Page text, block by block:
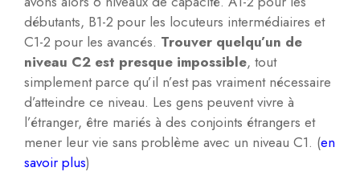
débutants, B1-2 pour les locuteurs intermédiaires et
C1-2 pour les avancés. Trouver quelqu’un de
niveau C2 est presque impossible, tout
simplement parce qu’il n’est pas vraiment nécessaire
d’atteindre ce niveau. Les gens peuvent vivre à
l’étranger, être mariés à des conjoints étrangers et
mener leur vie sans problème avec un niveau C1. (en
savoir plus)